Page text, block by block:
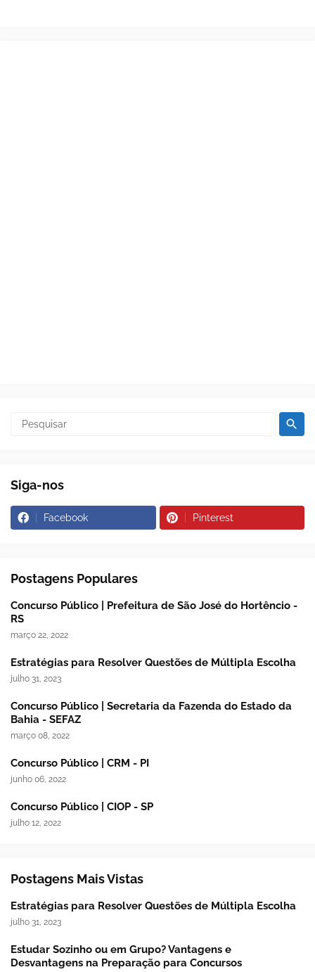
Siga-nos
Facebook Pinterest
Postagens Populares
Concurso Público | Prefeitura de São José do Hortêncio -
RS
março 22, 2022
Estratégias para Resolver Questões de Múltipla Escolha
julho 31, 2023
Concurso Público | Secretaria da Fazenda do Estado da
Bahia - SEFAZ
março 08, 2022
Concurso Público | CRM - PI
junho 06, 2022
Concurso Público | CIOP - SP
julho 12, 2022
Postagens Mais Vistas
Estratégias para Resolver Questões de Múltipla Escolha
julho 31, 2023
Estudar Sozinho ou em Grupo? Vantagens e
Desvantagens na Preparação para Concursos